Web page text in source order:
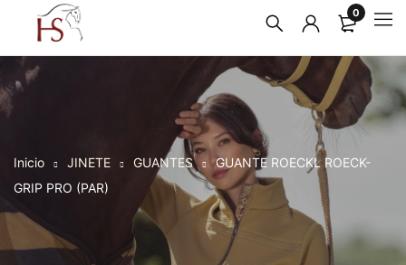
0
Inicio JINETE GUANTES
GUANTE ROECKL ROECK-
GRIP PRO (PAR)